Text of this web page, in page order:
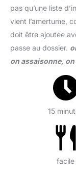
pas qu’une liste
vient l’amertume,
doit être ajoutée
passe au dossier.
on assaisonne,
15
facile